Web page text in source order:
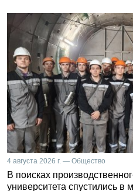
4 августа 2026 г. — Общество
В поисках
университета спустились в